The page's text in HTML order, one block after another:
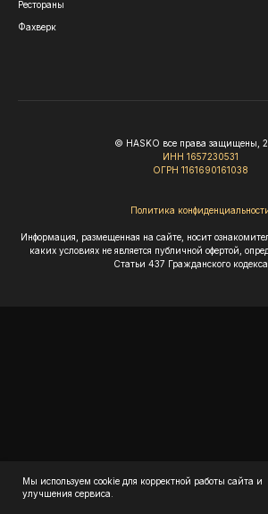
Рестораны
Фахверк
© HASKO все права защищены,
ИНН 1657230531
ОГРН 1161690161038
Политика
Информация, размещенная на сайте, носит
каких условиях не является публичной офертой,
Статьи 437 Гражданского
Мы используем cookie для корректной работы сайта и
улучшения сервиса.